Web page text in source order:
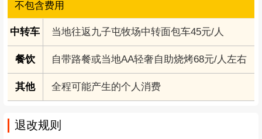
去桃坪羌寨打个卡（现场领队安排），下午适时
天。
自带路餐或当地AA自助烧烤
130公里，2.5小时